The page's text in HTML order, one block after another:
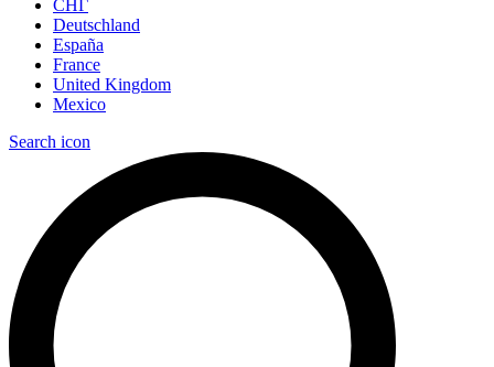
СНГ
Deutschland
España
France
United Kingdom
Mexico
Search icon